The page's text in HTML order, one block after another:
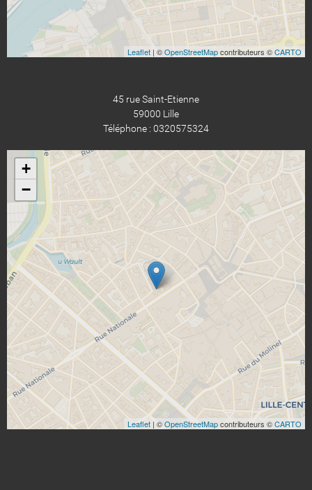
Leaflet | ©OpenStreetMapcontributeurs ©CARTO
45 rue Saint-Etienne
59000 Lille
Téléphone : 0320575324
+
−
Leaflet | ©OpenStreetMapcontributeurs ©CARTO